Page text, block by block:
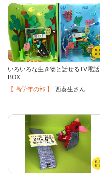
いろいろな生き物と話せるTV電話
BOX
【 高学年の部 】 西葵生さん